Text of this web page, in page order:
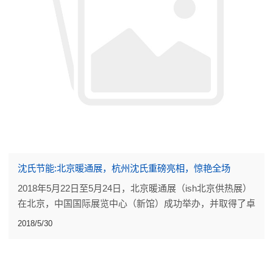
沈氏节能:北京暖通展，杭州沈氏重磅亮相，惊艳全场
2018年5月22日至5月24日，北京暖通展（ish北京供热展）
在北京，中国国际展览中心（新馆）成功举办，并取得了卓
越的成就。
2018/5/30